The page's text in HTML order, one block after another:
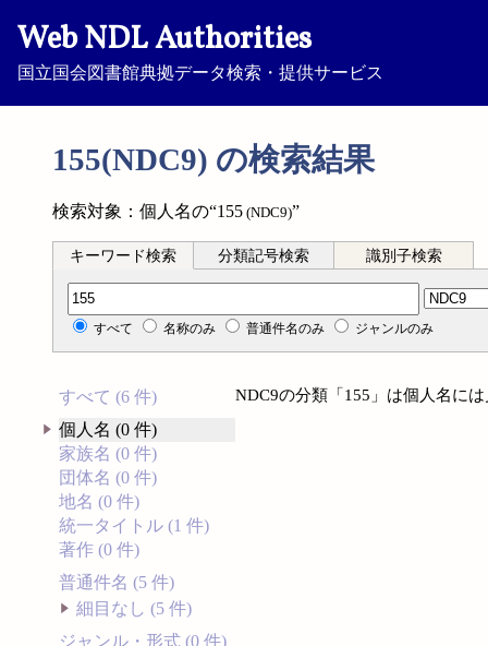
Web NDL Authorities
国立国会図書館典拠データ検索・提供サービス
155(NDC9) の検索結果
検索対象：個人名の“155 (NDC9)”
キーワード検索 分類記号検索 識別子検索
分類記号検索
すべて 名称のみ 普通件名のみ ジャンルのみ
すべて (6 件)
個人名 (0 件)
家族名 (0 件)
団体名 (0 件)
地名 (0 件)
統一タイトル (1 件)
著作 (0 件)
普通件名 (5 件)
細目なし (5 件)
ジャンル・形式 (0 件)
NDC9の分類「155」は個人名に